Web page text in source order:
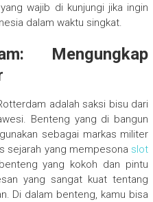
wajib di kunjungi jika ingin
dalam waktu singkat.
Mengungkap
adalah saksi bisu dari
Benteng yang di bangun
sebagai markas militer
sejarah yang mempesona slot
yang kokoh dan pintu
yang sangat kuat tentang
Di dalam benteng, kamu bisa